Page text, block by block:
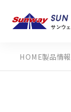
製品情報